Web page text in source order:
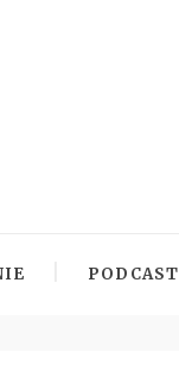
PODCAST